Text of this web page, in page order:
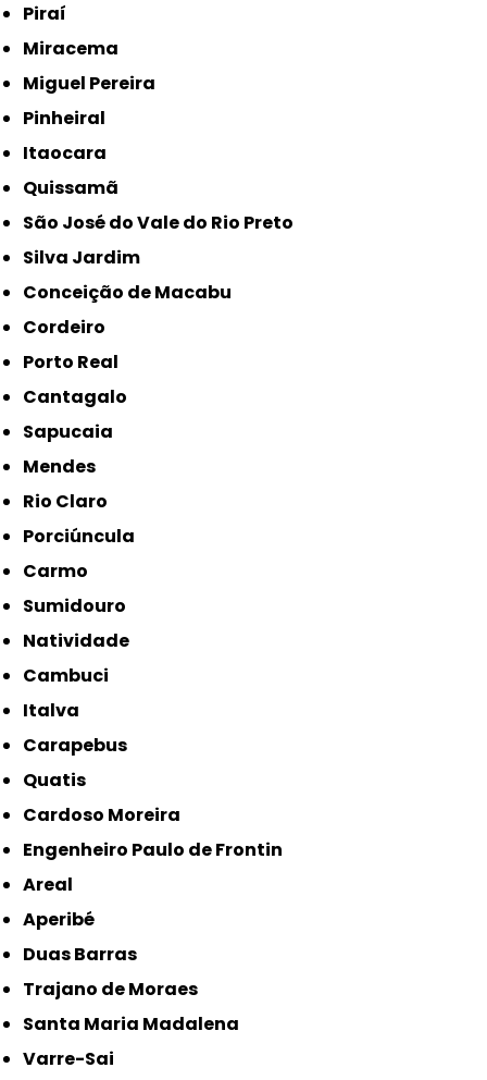
Piraí
Miracema
Miguel Pereira
Pinheiral
Itaocara
Quissamã
São José do Vale do Rio Preto
Silva Jardim
Conceição de Macabu
Cordeiro
Porto Real
Cantagalo
Sapucaia
Mendes
Rio Claro
Porciúncula
Carmo
Sumidouro
Natividade
Cambuci
Italva
Carapebus
Quatis
Cardoso Moreira
Engenheiro Paulo de Frontin
Areal
Aperibé
Duas Barras
Trajano de Moraes
Santa Maria Madalena
Varre-Sai